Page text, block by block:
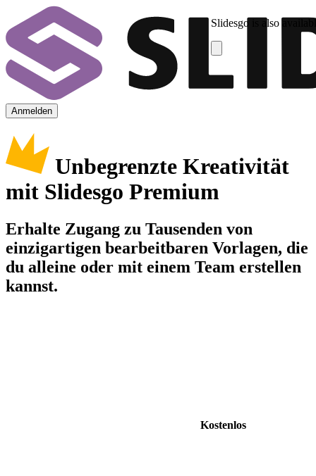
Slidesgo is also
Anmelden
Unbegrenzte Kreativität
mit Slidesgo Premium
Erhalte Zugang zu Tausenden von
einzigartigen bearbeitbaren Vorlagen, die
du alleine oder mit einem Team erstellen
kannst.
Kostenlos